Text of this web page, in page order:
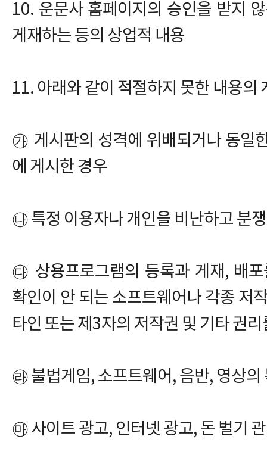
10. 운문사 홈페이지의 승인을 받지
게재하는 등의 상업적 내용
11. 아래와 같이 적절하지 못한 내용의
㉮ 게시판의 성격에 위배되거나 동일
에 게시한 경우
㉯ 특정 이용자나 개인을 비난하고 분
㉰ 상용프로그램의 등록과 게재, 배
확인이 안 되는 소프트웨어나 각종 저
타인 또는 제3자의 저작권 및 기타 권
㉱ 불법게임, 소프트웨어, 음반, 영상의
㉲ 사이트 광고, 인터넷 광고, 돈 벌기